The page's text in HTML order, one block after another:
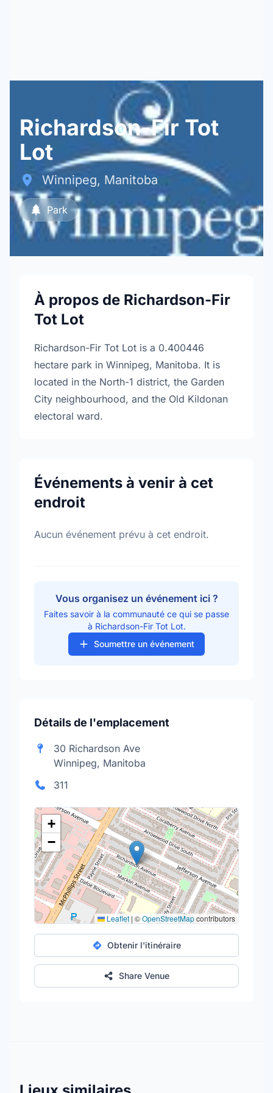
Richardson-Fir Tot
Lot
Winnipeg, Manitoba
Park
À propos de Richardson-Fir
Tot Lot
Richardson-Fir Tot Lot is a 0.400446
hectare park in Winnipeg, Manitoba. It is
located in the North-1 district, the Garden
City neighbourhood, and the Old Kildonan
electoral ward.
Événements à venir à cet
endroit
Aucun événement prévu à cet endroit.
Vous organisez un événement ici ?
Faites savoir à la communauté ce qui se passe
à Richardson-Fir Tot Lot.
Soumettre un événement
Détails de l'emplacement
30 Richardson Ave
Winnipeg, Manitoba
311
+
−
Leaflet | ©OpenStreetMapcontributors
Obtenir l'itinéraire
Share Venue